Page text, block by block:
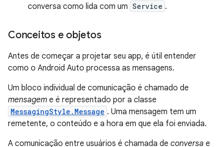
conversa como lida com um Service .
Conceitos e objetos
Antes de começar a projetar seu app, é útil entender
como o Android Auto processa as mensagens.
Um bloco individual de comunicação é chamado de
mensagem e é representado por a classe
MessagingStyle.Message . Uma mensagem tem um
remetente, o conteúdo e a hora em que ela foi enviada.
A comunicação entre usuários é chamada de conversa e